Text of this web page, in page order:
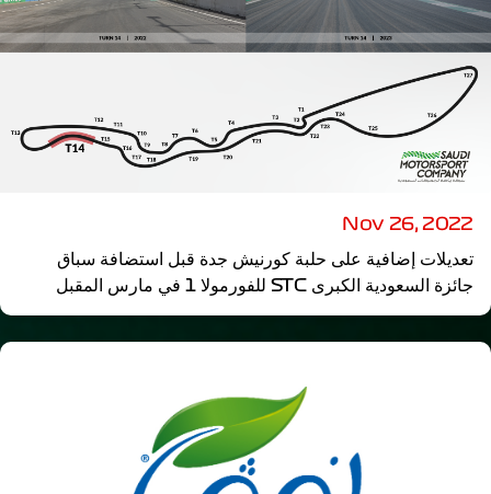
Nov 26, 2022
تعديلات إضافية على حلبة كورنيش جدة قبل استضافة سباق
جائزة السعودية الكبرى STC للفورمولا 1 في مارس المقبل